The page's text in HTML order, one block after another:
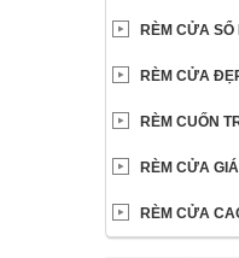
RÈM CỬA SỔ
RÈM CỬA
RÈM CUỐN
RÈM CỬA
RÈM CỬA